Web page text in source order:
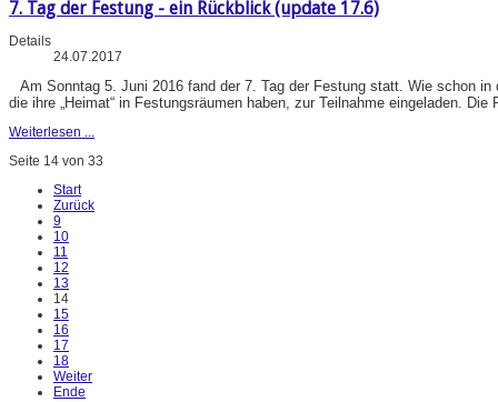
7. Tag der Festung - ein Rückblick (update 17.6)
Details
24.07.2017
Am Sonntag 5. Juni 2016 fand der 7. Tag der Festung statt. Wie schon
die ihre „Heimat“ in Festungsräumen haben, zur Teilnahme eingeladen.
Weiterlesen ...
Seite 14 von 33
Start
Zurück
9
10
11
12
13
14
15
16
17
18
Weiter
Ende